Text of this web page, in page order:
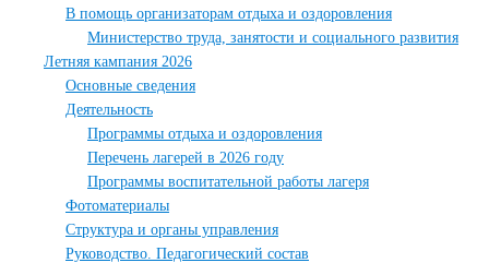
В помощь организаторам отдыха и оздоровления
Министерство труда, занятости и социального развития
Летняя кампания 2026
Основные сведения
Деятельность
Программы отдыха и оздоровления
Перечень лагерей в 2026 году
Программы воспитательной работы лагеря
Фотоматериалы
Структура и органы управления
Руководство. Педагогический состав